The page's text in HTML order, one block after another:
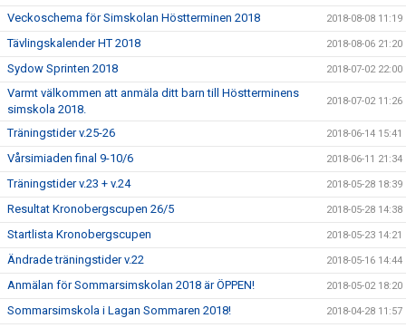
Veckoschema för Simskolan Höstterminen 2018 2018-08-08 11:19
Tävlingskalender HT 2018 2018-08-06 21:20
Sydow Sprinten 2018 2018-07-02 22:00
Varmt välkommen att anmäla ditt barn till Höstterminens
simskola 2018.
2018-07-02 11:26
Träningstider v.25-26 2018-06-14 15:41
Vårsimiaden final 9-10/6 2018-06-11 21:34
Träningstider v.23 + v.24 2018-05-28 18:39
Resultat Kronobergscupen 26/5 2018-05-28 14:38
Startlista Kronobergscupen 2018-05-23 14:21
Ändrade träningstider v.22 2018-05-16 14:44
Anmälan för Sommarsimskolan 2018 är ÖPPEN! 2018-05-02 18:20
Sommarsimskola i Lagan Sommaren 2018! 2018-04-28 11:57